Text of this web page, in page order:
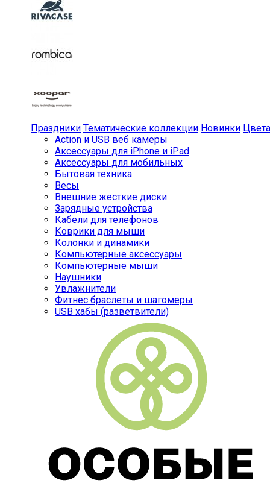
Праздники Тематические коллекции Новинки Цвета
Action и USB веб камеры
Аксессуары для iPhone и iPad
Аксессуары для мобильных
Бытовая техника
Весы
Внешние жесткие диски
Зарядные устройства
Кабели для телефонов
Коврики для мыши
Колонки и динамики
Компьютерные аксессуары
Компьютерные мыши
Наушники
Увлажнители
Фитнес браслеты и шагомеры
USB хабы (разветвители)